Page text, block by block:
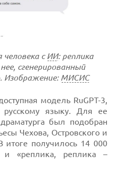
человека сИИ: реплика
сгенерированный
Изображение: МИСИС
модель RuGPT-3,
русскому языку. Для ее
был подобран
Чехова, Островского и
итоге получилось 14 000
и «реплика, реплика –